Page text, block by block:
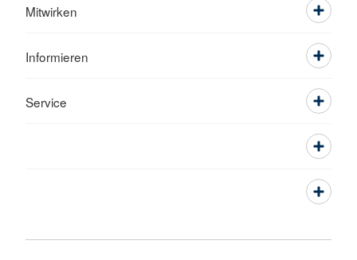
Mitwirken
Informieren
Service